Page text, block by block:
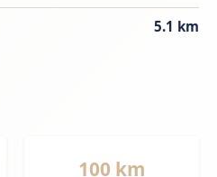
5.1 km
100 km